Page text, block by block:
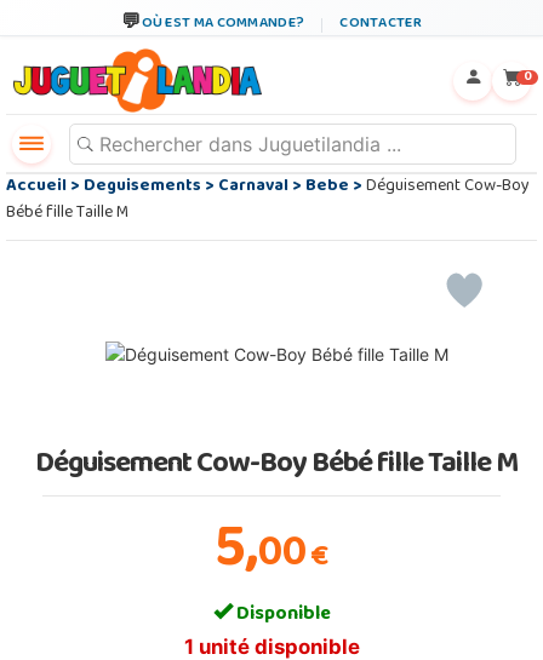
OÙ EST MA COMMANDE? CONTACTER
0
Accueil>Deguisements>Carnaval>Bebe>Déguisement Cow-Boy
Bébé fille Taille M
Déguisement Cow-Boy Bébé fille Taille M
5,00€
Disponible
1 unité disponible